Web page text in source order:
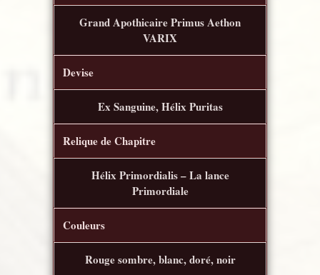
Grand Apothicaire Primus Aethon
VARIX
Devise
Ex Sanguine, Hélix Puritas
Relique de Chapitre
Hélix Primordialis – La lance
Primordiale
Couleurs
Rouge sombre, blanc, doré, noir